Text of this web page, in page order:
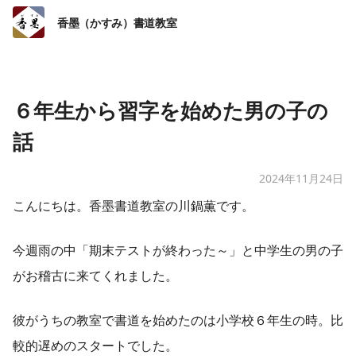
香墨（かすみ）書道教室
６年生から習字を始めた男の子の
話
2024年11月24日
こんにちは。香墨書道教室の川鍋薫です。
今週雨の中「期末テストが終わった～」と中学生の男の子
がお稽古に来てくれました。
彼がうちの教室で書道を始めたのは小学校６年生の時。比
較的遅めのスタートでした。